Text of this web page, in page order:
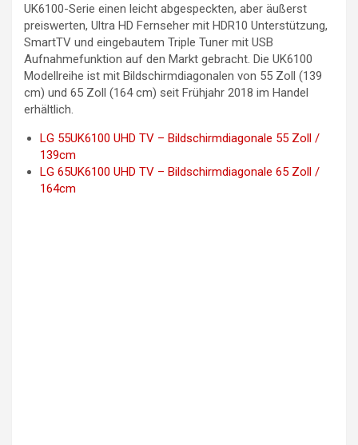
UK6100-Serie einen leicht abgespeckten, aber äußerst
preiswerten, Ultra HD Fernseher mit HDR10 Unterstützung,
SmartTV und eingebautem Triple Tuner mit USB
Aufnahmefunktion auf den Markt gebracht. Die UK6100
Modellreihe ist mit Bildschirmdiagonalen von 55 Zoll (139
cm) und 65 Zoll (164 cm) seit Frühjahr 2018 im Handel
erhältlich.
LG 55UK6100 UHD TV – Bildschirmdiagonale 55 Zoll /
139cm
LG 65UK6100 UHD TV – Bildschirmdiagonale 65 Zoll /
164cm